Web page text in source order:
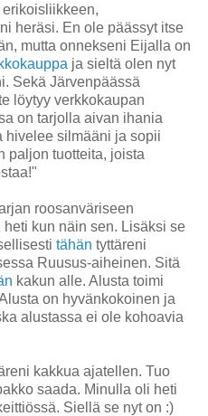
heräsi. En ole päässyt itse
mutta onnekseni Eijalla on
ja sieltä olen nyt
Sekä Järvenpäässä
löytyy verkkokaupan
on tarjolla aivan ihania
hivelee silmääni ja sopii
paljon tuotteita, joista
roosanväriseen
kun näin sen. Lisäksi se
tähän tyttäreni
Ruusus-aiheinen. Sitä
kakun alle. Alusta toimi
on hyvänkokoinen ja
alustassa ei ole kohoavia
kakkua ajatellen. Tuo
saada. Minulla oli heti
Siellä se nyt on :)